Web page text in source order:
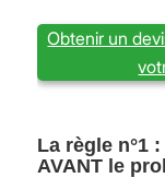
Obtenir un
La règle n°1
AVANT le